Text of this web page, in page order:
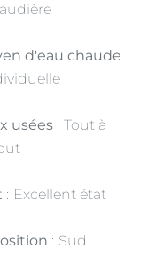
d'eau chaude
usées
Tout à
Excellent état
Sud